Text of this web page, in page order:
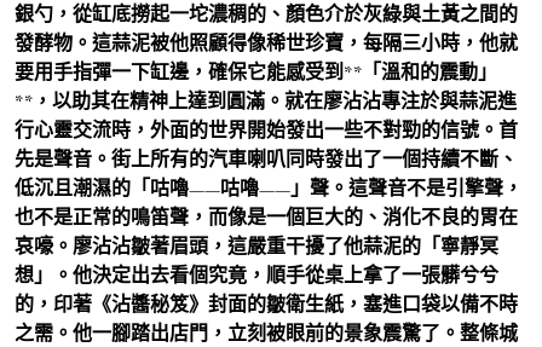
銀勺，從缸底撈起一坨濃稠的、顏色介於灰綠與土黃之間的
發酵物。這蒜泥被他照顧得像稀世珍寶，每隔三小時，他就
要用手指彈一下缸邊，確保它能感受到**「溫和的震動」
**，以助其在精神上達到圓滿。就在廖沾沾專注於與蒜泥進
行心靈交流時，外面的世界開始發出一些不對勁的信號。首
先是聲音。街上所有的汽車喇叭同時發出了一個持續不斷、
低沉且潮濕的「咕嚕——咕嚕——」聲。這聲音不是引擎聲，
也不是正常的鳴笛聲，而像是一個巨大的、消化不良的胃在
哀嚎。廖沾沾皺著眉頭，這嚴重干擾了他蒜泥的「寧靜冥
想」。他決定出去看個究竟，順手從桌上拿了一張髒兮兮
的，印著《沾醬秘笈》封面的皺衛生紙，塞進口袋以備不時
之需。他一腳踏出店門，立刻被眼前的景象震驚了。整條城